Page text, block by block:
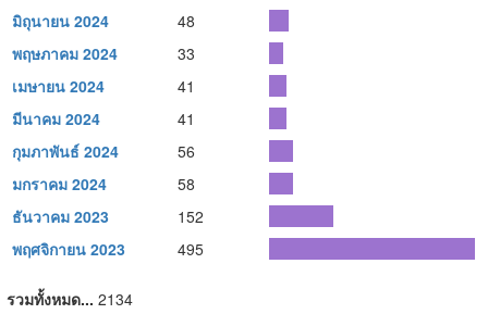
มิถุนายน 2024
48
พฤษภาคม 2024
33
เมษายน 2024
41
มีนาคม 2024
41
กุมภาพันธ์ 2024
56
มกราคม 2024
58
ธันวาคม 2023
152
พฤศจิกายน 2023
495
รวมทั้งหมด... 2134